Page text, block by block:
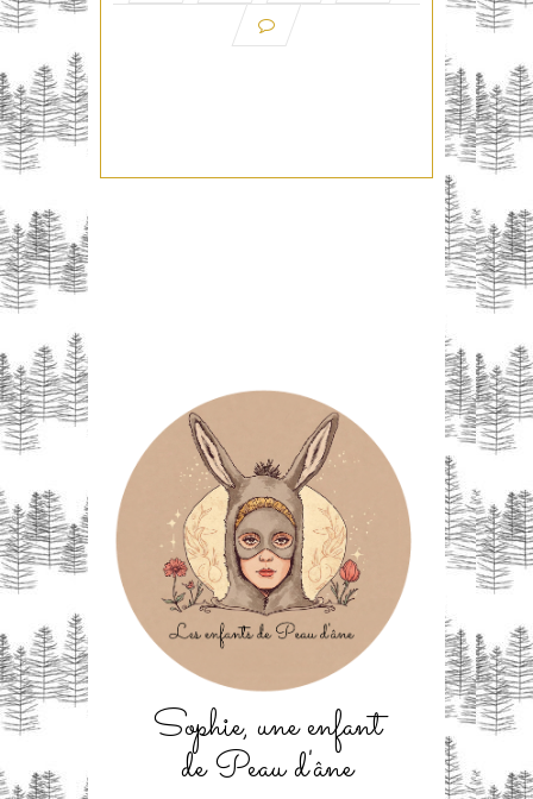
Sophie, une enfant
de Peau d'âne